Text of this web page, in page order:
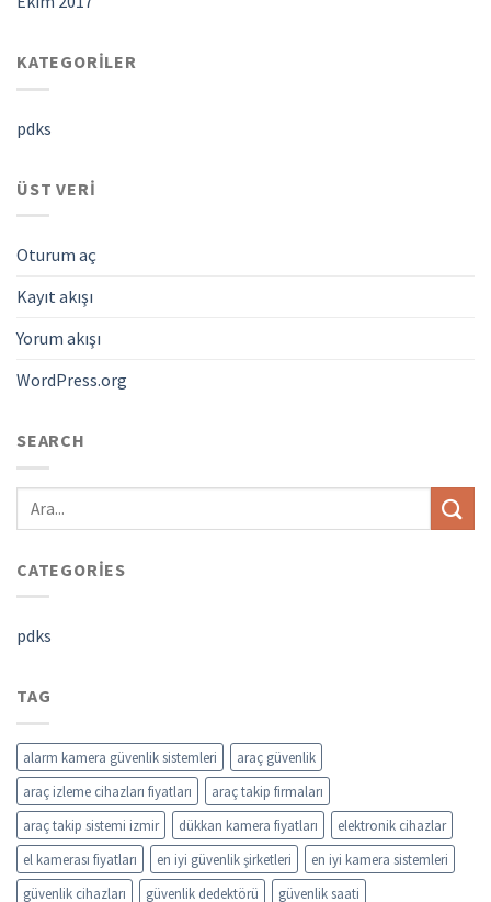
KATEGORILER
pdks
ÜST VERI
Oturum aç
Kayıt akışı
Yorum akışı
WordPress.org
SEARCH
CATEGORIES
pdks
TAG
alarm kamera güvenlik sistemleri
araç güvenlik
araç izleme cihazları fiyatları
araç takip firmaları
araç takip sistemi izmir
dükkan kamera fiyatları
elektronik cihazlar
el kamerası fiyatları
en iyi güvenlik şirketleri
en iyi kamera sistemleri
güvenlik cihazları
güvenlik dedektörü
güvenlik saati